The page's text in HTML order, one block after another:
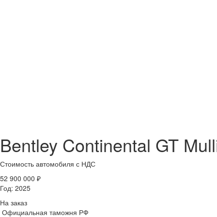
Bentley Continental GT
Стоимость автомобиля с НДС
52 900 000 ₽
Год: 2025
На заказ
Официальная таможня РФ